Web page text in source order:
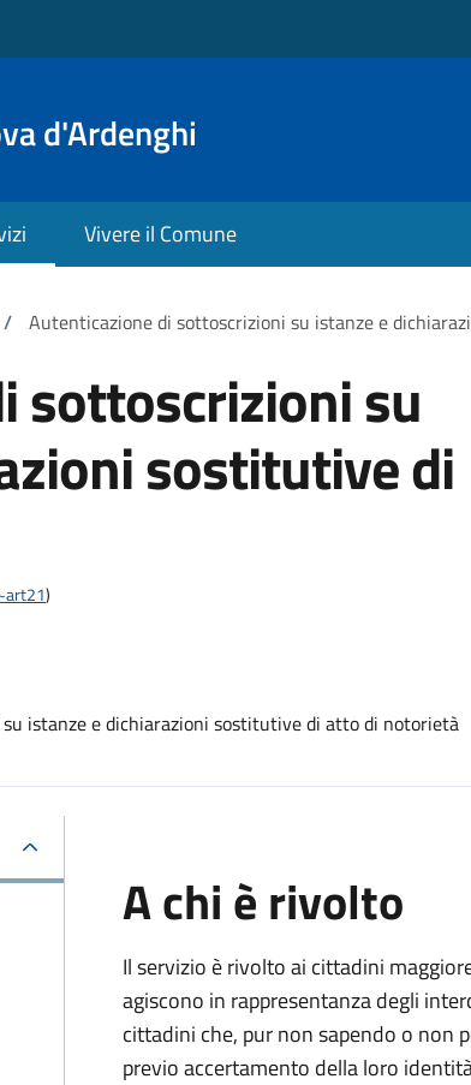
d'Ardenghi
Vivere il Comune
/ Autenticazione di sottoscrizioni su istanze e
sottoscrizioni su
sostitutive di
)
istanze e dichiarazioni sostitutive di atto di notorietà
A chi è rivolto
Il servizio è rivolto ai cittadini
agiscono in rappresentanza degli
cittadini che, pur non sapendo o non
previo accertamento della loro